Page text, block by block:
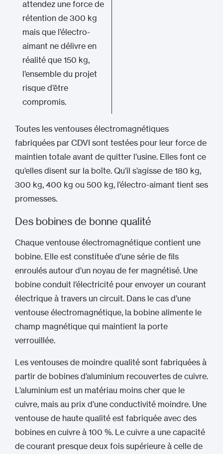
attendez une force de
rétention de 300 kg
mais que l’électro-
aimant ne délivre en
réalité que 150 kg,
l’ensemble du projet
risque d’être
compromis.
Toutes les ventouses électromagnétiques
fabriquées par CDVI sont testées pour leur force de
maintien totale avant de quitter l’usine. Elles font ce
qu’elles disent sur la boîte. Qu’il s’agisse de 180 kg,
300 kg, 400 kg ou 500 kg, l’électro-aimant tient ses
promesses.
Des bobines de bonne qualité
Chaque ventouse électromagnétique contient une
bobine. Elle est constituée d’une série de fils
enroulés autour d’un noyau de fer magnétisé. Une
bobine conduit l’électricité pour envoyer un courant
électrique à travers un circuit. Dans le cas d’une
ventouse électromagnétique, la bobine alimente le
champ magnétique qui maintient la porte
verrouillée.
Les ventouses de moindre qualité sont fabriquées à
partir de bobines d’aluminium recouvertes de cuivre.
L’aluminium est un matériau moins cher que le
cuivre, mais au prix d’une conductivité moindre. Une
ventouse de haute qualité est fabriquée avec des
bobines en cuivre à 100 %. Le cuivre a une capacité
de courant presque deux fois supérieure à celle de